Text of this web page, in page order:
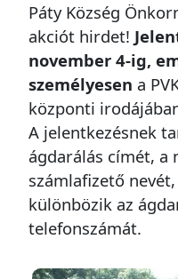
Páty Község
akciót hirdet!
november 4-ig,
személyesen a
központi
A jelentkezésnek
ágdarálás címét, a
számlafizető
különbözik az
telefonszámát.